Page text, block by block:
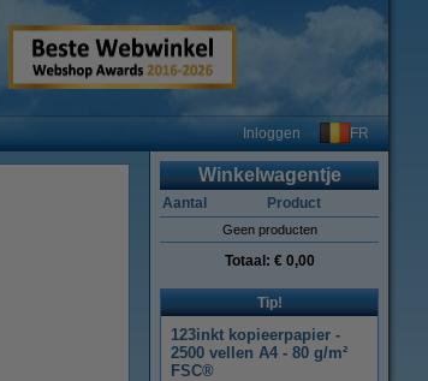
Inloggen FR
Winkelwagentje
Aantal Product
Geen producten
Totaal: € 0,00
Tip!
123inkt kopieerpapier -
2500 vellen A4 - 80 g/m²
FSC®